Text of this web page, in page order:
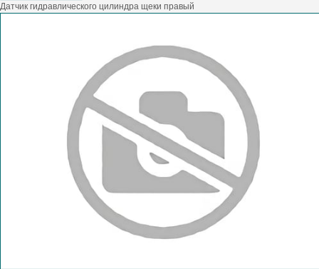
Датчик гидравлического цилиндра щеки правый